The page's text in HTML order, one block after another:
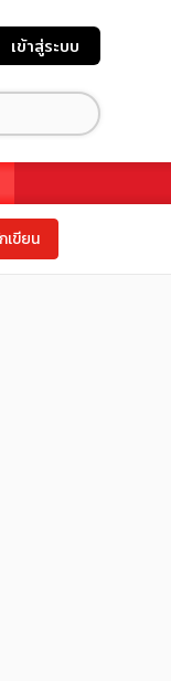
เข้าสู่ระบบ
เขียน